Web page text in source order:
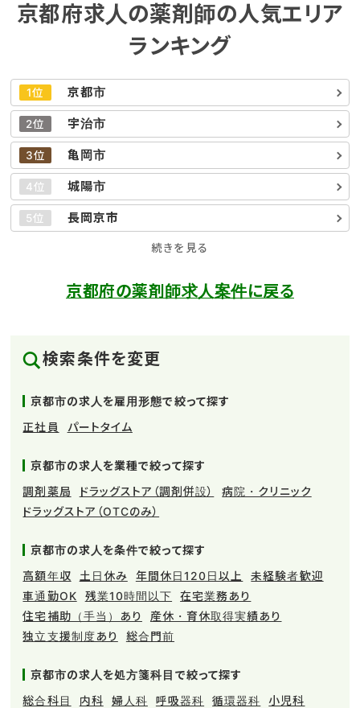
京都府求人の薬剤師の人気エリア
ランキング
1位 京都市
2位 宇治市
3位 亀岡市
4位 城陽市
5位 長岡京市
続きを見る
京都府の薬剤師求人案件に戻る
検索条件を変更
京都市の求人を雇用形態で絞って探す
正社員
パートタイム
京都市の求人を業種で絞って探す
調剤薬局
ドラッグストア（調剤併設）
病院・クリニック
ドラッグストア（OTCのみ）
京都市の求人を条件で絞って探す
高額年収
土日休み 年間休日120日以上
未経験者歓迎
車通勤OK
残業10時間以下
在宅業務あり
住宅補助（手当）あり
産休・育休取得実績あり
独立支援制度あり
総合門前
京都市の求人を処方箋科目で絞って探す
総合科目
内科 婦人科 呼吸器科 循環器科
小児科